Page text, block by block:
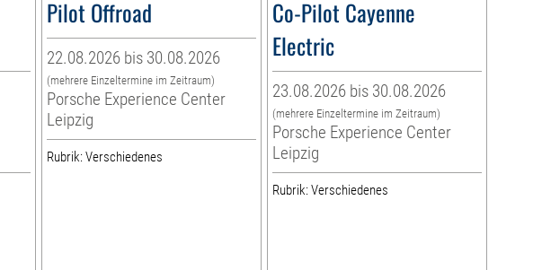
Pilot Offroad
22.08.2026 bis 30.08.2026
(mehrere Einzeltermine im Zeitraum)
Porsche Experience Center
Leipzig
Rubrik: Verschiedenes
Co-Pilot Cayenne
Electric
23.08.2026 bis 30.08.2026
(mehrere Einzeltermine im Zeitraum)
Porsche Experience Center
Leipzig
Rubrik: Verschiedenes